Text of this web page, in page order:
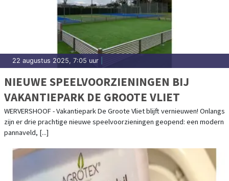
22 augustus 2025, 7:05 uur
NIEUWE SPEELVOORZIENINGEN BIJ
VAKANTIEPARK DE GROOTE VLIET
WERVERSHOOF - Vakantiepark De Groote Vliet blijft vernieuwen! Onlangs
zijn er drie prachtige nieuwe speelvoorzieningen geopend: een modern
pannaveld, [...]